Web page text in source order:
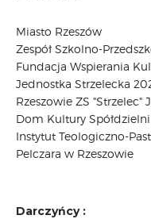
Miasto Rzeszów
Zespół Szkolno-
Fundacja Wspierania
Jednostka Strzelecka
Rzeszowie ZS "Strzelec"
Dom Kultury
Instytut Teologiczno-
Pelczara w Rzeszowie
Darczyńcy :